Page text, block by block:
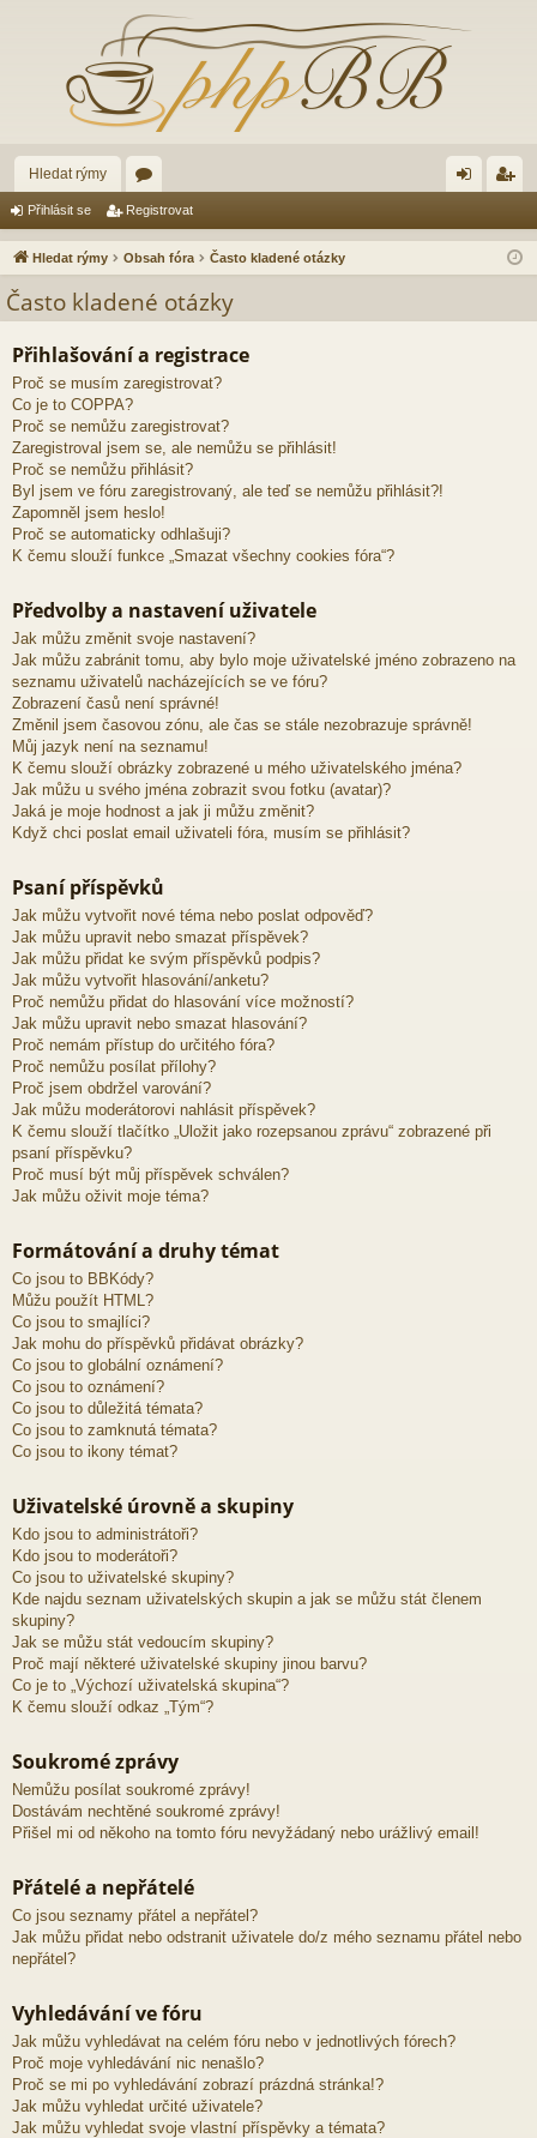
Hledat rýmy
ór
a lá
se
ist
va
Přihlásit se Registrovat
Hledat rýmy Obsah fóra Často kladené otázky
Často kladené otázky
Přihlašování a registrace
Proč se musím zaregistrovat?
Co je to COPPA?
Proč se nemůžu zaregistrovat?
Zaregistroval jsem se, ale nemůžu se přihlásit!
Proč se nemůžu přihlásit?
Byl jsem ve fóru zaregistrovaný, ale teď se nemůžu přihlásit?!
Zapomněl jsem heslo!
Proč se automaticky odhlašuji?
K čemu slouží funkce „Smazat všechny cookies fóra“?
Předvolby a nastavení uživatele
Jak můžu změnit svoje nastavení?
Jak můžu zabránit tomu, aby bylo moje uživatelské jméno zobrazeno na
seznamu uživatelů nacházejících se ve fóru?
Zobrazení časů není správné!
Změnil jsem časovou zónu, ale čas se stále nezobrazuje správně!
Můj jazyk není na seznamu!
K čemu slouží obrázky zobrazené u mého uživatelského jména?
Jak můžu u svého jména zobrazit svou fotku (avatar)?
Jaká je moje hodnost a jak ji můžu změnit?
Když chci poslat email uživateli fóra, musím se přihlásit?
Psaní příspěvků
Jak můžu vytvořit nové téma nebo poslat odpověď?
Jak můžu upravit nebo smazat příspěvek?
Jak můžu přidat ke svým příspěvků podpis?
Jak můžu vytvořit hlasování/anketu?
Proč nemůžu přidat do hlasování více možností?
Jak můžu upravit nebo smazat hlasování?
Proč nemám přístup do určitého fóra?
Proč nemůžu posílat přílohy?
Proč jsem obdržel varování?
Jak můžu moderátorovi nahlásit příspěvek?
K čemu slouží tlačítko „Uložit jako rozepsanou zprávu“ zobrazené při
psaní příspěvku?
Proč musí být můj příspěvek schválen?
Jak můžu oživit moje téma?
Formátování a druhy témat
Co jsou to BBKódy?
Můžu použít HTML?
Co jsou to smajlíci?
Jak mohu do příspěvků přidávat obrázky?
Co jsou to globální oznámení?
Co jsou to oznámení?
Co jsou to důležitá témata?
Co jsou to zamknutá témata?
Co jsou to ikony témat?
Uživatelské úrovně a skupiny
Kdo jsou to administrátoři?
Kdo jsou to moderátoři?
Co jsou to uživatelské skupiny?
Kde najdu seznam uživatelských skupin a jak se můžu stát členem
skupiny?
Jak se můžu stát vedoucím skupiny?
Proč mají některé uživatelské skupiny jinou barvu?
Co je to „Výchozí uživatelská skupina“?
K čemu slouží odkaz „Tým“?
Soukromé zprávy
Nemůžu posílat soukromé zprávy!
Dostávám nechtěné soukromé zprávy!
Přišel mi od někoho na tomto fóru nevyžádaný nebo urážlivý email!
Přátelé a nepřátelé
Co jsou seznamy přátel a nepřátel?
Jak můžu přidat nebo odstranit uživatele do/z mého seznamu přátel nebo
nepřátel?
Vyhledávání ve fóru
Jak můžu vyhledávat na celém fóru nebo v jednotlivých fórech?
Proč moje vyhledávání nic nenašlo?
Proč se mi po vyhledávání zobrazí prázdná stránka!?
Jak můžu vyhledat určité uživatele?
Jak můžu vyhledat svoje vlastní příspěvky a témata?